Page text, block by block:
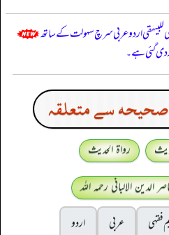
للبيهقي اردو عربی سرچ سہولت کے ساتھ
دی گئی ہے۔
سے متعلقہ
رواۃ الحدیث
الدین الالبانی رحمہ اللہ
فقہی عربی
اردو